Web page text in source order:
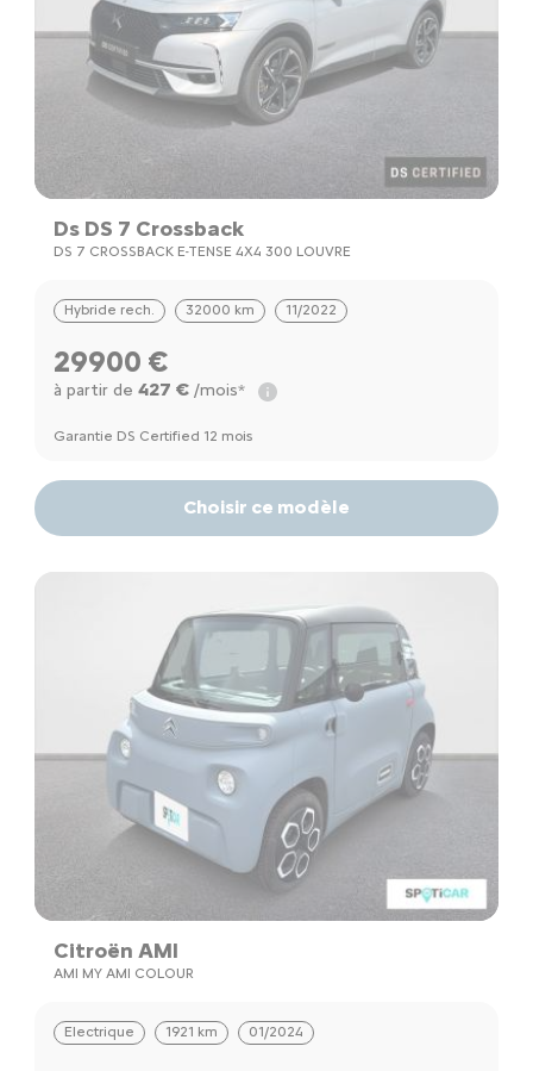
Ds DS 7 Crossback
DS 7 CROSSBACK E-TENSE 4X4 300 LOUVRE
Hybride rech. 32000 km 11/2022
29900 €
à partir de 427 €/mois*
Garantie DS Certified 12 mois
Choisir ce modèle
Citroën AMI
AMI MY AMI COLOUR
Electrique 1921 km 01/2024